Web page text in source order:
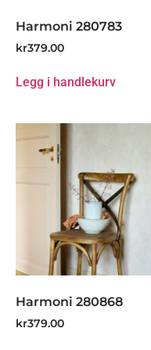
Harmoni 280783
kr379.00
Legg i handlekurv
Harmoni 280868
kr379.00